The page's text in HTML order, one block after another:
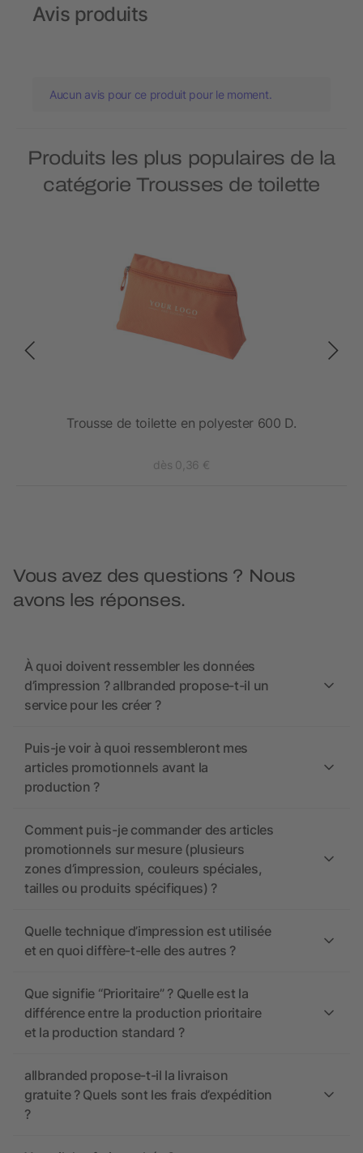
Avis produits
Aucun avis pour ce produit pour le moment.
Produits les plus populaires de la
catégorie Trousses de toilette
Trousse de toilette en polyester 600 D.
dès 0,36 €
Vous avez des questions ? Nous
avons les réponses.
À quoi doivent ressembler les données
d’impression ? allbranded propose-t-il un
service pour les créer ?
Puis-je voir à quoi ressembleront mes
articles promotionnels avant la
production ?
Comment puis-je commander des articles
promotionnels sur mesure (plusieurs
zones d’impression, couleurs spéciales,
tailles ou produits spécifiques) ?
Quelle technique d’impression est utilisée
et en quoi diffère-t-elle des autres ?
Que signifie “Prioritaire” ? Quelle est la
différence entre la production prioritaire
et la production standard ?
allbranded propose-t-il la livraison
gratuite ? Quels sont les frais d’expédition
?